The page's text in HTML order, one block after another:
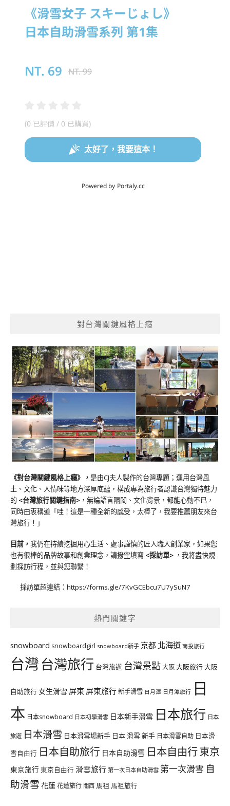
對台灣關鍵風格上癮
《對台灣關鍵風格上癮》 ， 是由CJ夫人製作的台灣專題；運用台灣風
土、文化、人情味等地方深厚底蘊，構成專為旅行者認識台灣獨特魅力
的 <台灣旅行關鍵指南> ，無論語言隔閡、文化背景，都能心動不已，
同時由衷稱道「哇！這是一種全新的感受，太棒了，我要推薦朋友來台
灣旅行！」
目前， 我仍在持續挖掘用心生活、處事謹慎的匠人職人創業家，如果您
也有很棒的品牌故事和創業理念，請撥空填寫 <採訪單> ，我將盡快規
劃採訪行程，並與您聯繫！
採訪單超連結： https://forms.gle/7KvGCEbcu7U7ySuN7
熱門關鍵字
snowboard snowboardgirl snowboard新手 京都 北海道 南投旅行
台灣台灣旅行 台灣旅遊 台灣景點大阪大阪旅行大阪
自助旅行 女生滑雪 屏東 屏東旅行新手滑雪 日月潭 日月潭旅行 日
本 日本snowboard 日本初學滑雪 日本新手滑雪 日本旅行 日本
旅遊 日本滑雪 日本滑雪場新手 日本 滑雪 新手 日本滑雪自助 日本滑
雪自由行 日本自助旅行 日本自助滑雪 日本自由行東京
東京旅行 東京自由行 滑雪旅行 第一次日本自助滑雪 第一次滑雪 自
助滑雪 花蓮花蓮旅行 關西 馬祖 馬祖旅行